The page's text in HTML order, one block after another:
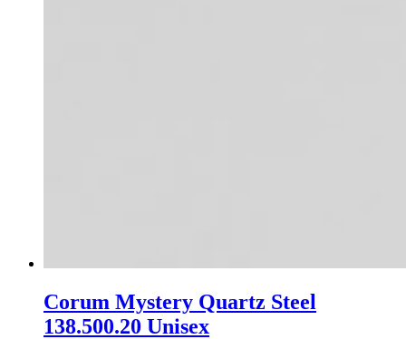
Corum Mystery Quartz Steel
138.500.20 Unisex